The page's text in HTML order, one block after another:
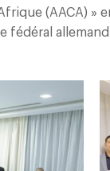
(AACA) »
fédéral allemand